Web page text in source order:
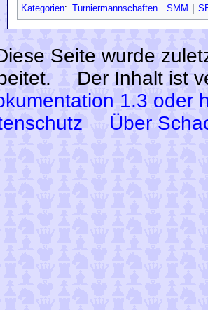
Kategorien: Turniermannschaften SMM
Seite wurde
Der Inhalt ist
1.3 oder
Über